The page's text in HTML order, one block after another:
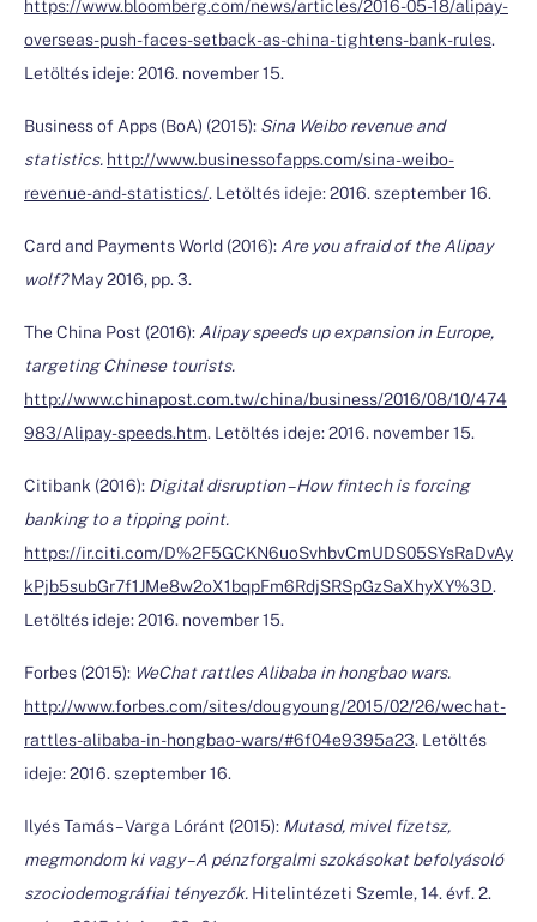
https://www.bloomberg.com/news/articles/2016-05-18/alipay-
overseas-push-faces-setback-as-china-tightens-bank-rules.
Letöltés ideje: 2016. november 15.
Business of Apps (BoA) (2015): Sina Weibo revenue and
statistics. http://www.businessofapps.com/sina-weibo-
revenue-and-statistics/. Letöltés ideje: 2016. szeptember 16.
Card and Payments World (2016): Are you afraid of the Alipay
wolf?May 2016, pp. 3.
The China Post (2016): Alipay speeds up expansion in Europe,
targeting Chinese tourists.
http://www.chinapost.com.tw/china/business/2016/08/10/474
983/Alipay-speeds.htm. Letöltés ideje: 2016. november 15.
Citibank (2016): Digital disruption – How fintech is forcing
banking to a tipping point.
https://ir.citi.com/D%2F5GCKN6uoSvhbvCmUDS05SYsRaDvAy
kPjb5subGr7f1JMe8w2oX1bqpFm6RdjSRSpGzSaXhyXY%3D.
Letöltés ideje: 2016. november 15.
Forbes (2015): WeChat rattles Alibaba in hongbao wars.
http://www.forbes.com/sites/dougyoung/2015/02/26/wechat-
rattles-alibaba-in-hongbao-wars/#6f04e9395a23. Letöltés
ideje: 2016. szeptember 16.
Ilyés Tamás – Varga Lóránt (2015): Mutasd, mivel fizetsz,
megmondom ki vagy – A pénzforgalmi szokásokat befolyásoló
szociodemográfiai tényezők. Hitelintézeti Szemle, 14. évf. 2.